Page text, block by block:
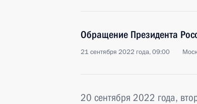
Обращение Президента
21 сентября 2022 года, 09:00
20 сентября 2022 года,